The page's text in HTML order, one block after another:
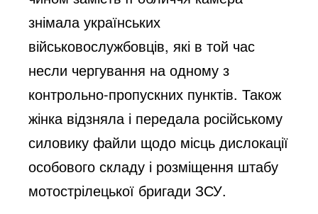
знімала українських
військовослужбовців, які в той час
несли чергування на одному з
контрольно-пропускних пунктів. Також
жінка відзняла і передала російському
силовику файли щодо місць дислокації
особового складу і розміщення штабу
мотострілецької бригади ЗСУ.